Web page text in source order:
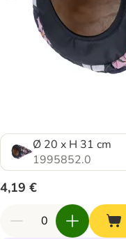
Ø 20 x H 31 cm
1995852.0
4,19 €